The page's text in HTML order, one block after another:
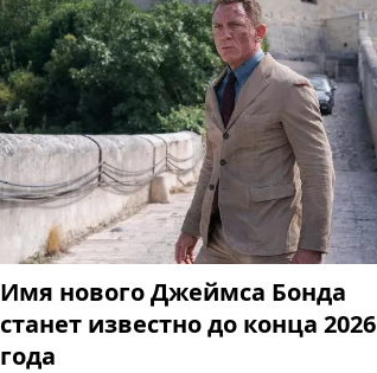
Имя нового Джеймса Бонда
станет известно до конца 2026
года